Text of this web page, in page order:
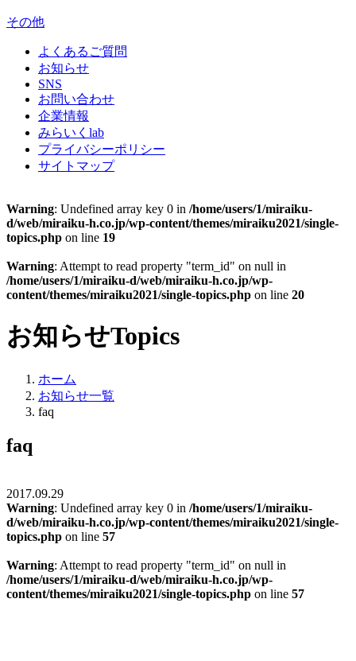
その他
よくあるご質問
お知らせ
SNS
お問い合わせ
企業情報
みらいくlab
プライバシーポリシー
サイトマップ
Warning: Undefined array key 0 in /home/users/1/miraiku-
d/web/miraiku-h.co.jp/wp-content/themes/miraiku2021/single-
topics.php on line 19
Warning: Attempt to read property "term_id" on null in
/home/users/1/miraiku-d/web/miraiku-h.co.jp/wp-
content/themes/miraiku2021/single-topics.php on line 20
お知らせTopics
ホーム
お知らせ一覧
faq
faq
2017.09.29
Warning: Undefined array key 0 in /home/users/1/miraiku-
d/web/miraiku-h.co.jp/wp-content/themes/miraiku2021/single-
topics.php on line 57
Warning: Attempt to read property "term_id" on null in
/home/users/1/miraiku-d/web/miraiku-h.co.jp/wp-
content/themes/miraiku2021/single-topics.php on line 57